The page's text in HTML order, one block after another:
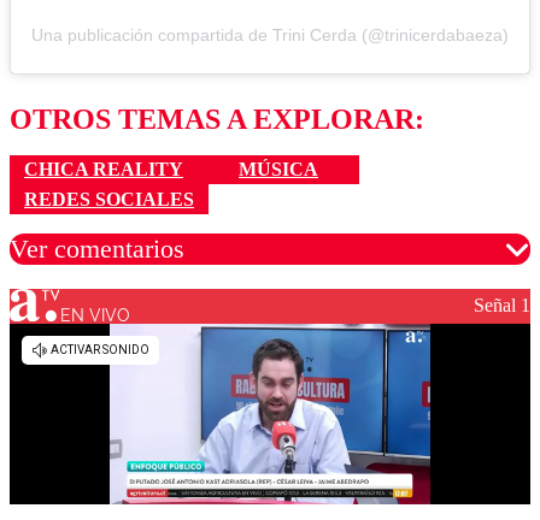
Una publicación compartida de Trini Cerda (@trinicerdabaeza)
OTROS TEMAS A EXPLORAR:
CHICA REALITY
MÚSICA
REDES SOCIALES
Ver comentarios
Los comentarios son moderados para garantizar un
diálogo respetuoso.
EN VIVO Señal 1